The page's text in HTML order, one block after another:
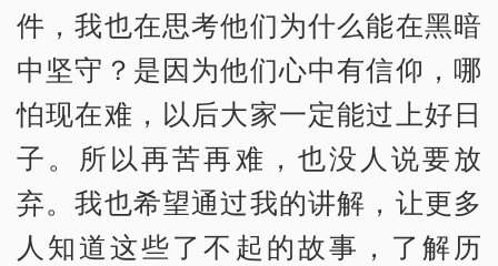
件，我也在思考他们为什么能在黑暗
中坚守？是因为他们心中有信仰，哪
怕现在难，以后大家一定能过上好日
子。所以再苦再难，也没人说要放
弃。我也希望通过我的讲解，让更多
人知道这些了不起的故事，了解历